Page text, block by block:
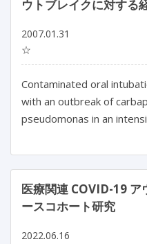
ウトブレイクに対する
2007.01.31
☆
Contaminated oral
with an outbreak of
pseudomonas in an
医療関連 COVID-19 ア
ースコホート研究
2022.06.16